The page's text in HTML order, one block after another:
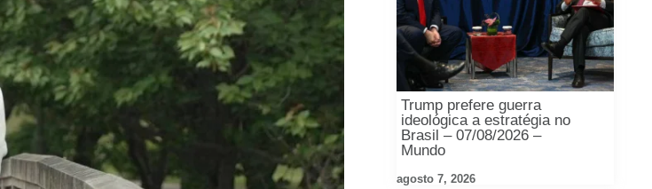
Trump prefere guerra
ideológica a estratégia no
Brasil – 07/08/2026 –
Mundo
agosto 7, 2026